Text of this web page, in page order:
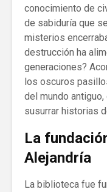
conocimiento de
de sabiduría que
misterios
destrucción ha
generaciones?
los oscuros
del mundo
susurrar historias
La
Alejandría
La biblioteca fue